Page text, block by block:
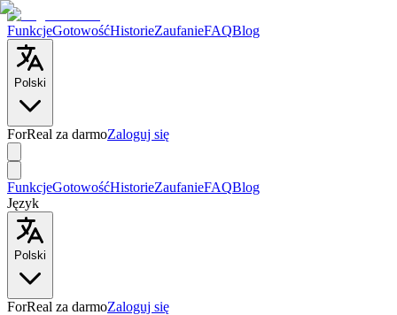
FunkcjeGotowośćHistorieZaufanieFAQBlog
Polski
ForReal za darmoZaloguj się
FunkcjeGotowośćHistorieZaufanieFAQBlog
Język
Polski
ForReal za darmoZaloguj się